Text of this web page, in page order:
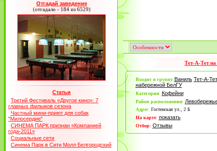
Отгадай заведение
(отгадало - 184 из 6529)
Статьи
Третий Фестиваль «Другое кино»: 7
главных фильмов сезона
Частный мини-приют для собак
"Милосердие"
СИНЕМА ПАРК признан «Компанией
года-2011»
Социальные сети
Синема Парк в Сити Молл Белгородский
Тет-А-Тет
Входит в группу:Ваниль Тет-А-
набережной БелГУ
Категория: Кофейни
Район расположения:
Адрес: Гостенская ул., 2 Б
На карте: показать
Отбор: Отзывы